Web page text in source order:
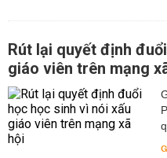
Rút lại quyết định
giáo viên trên mạng